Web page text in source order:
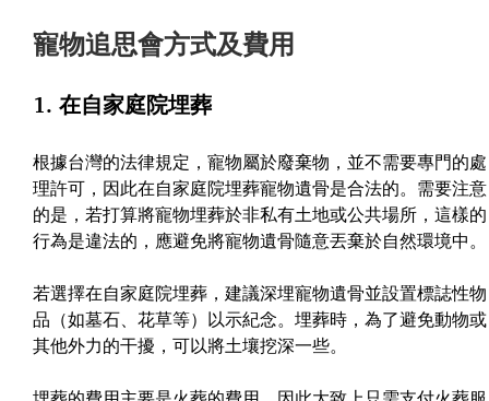
寵物追思會方式及費用
1. 在自家庭院埋葬
根據台灣的法律規定，寵物屬於廢棄物，並不需要專門的處
理許可，因此在自家庭院埋葬寵物遺骨是合法的。需要注意
的是，若打算將寵物埋葬於非私有土地或公共場所，這樣的
行為是違法的，應避免將寵物遺骨隨意丟棄於自然環境中。
若選擇在自家庭院埋葬，建議深埋寵物遺骨並設置標誌性物
品（如墓石、花草等）以示紀念。埋葬時，為了避免動物或
其他外力的干擾，可以將土壤挖深一些。